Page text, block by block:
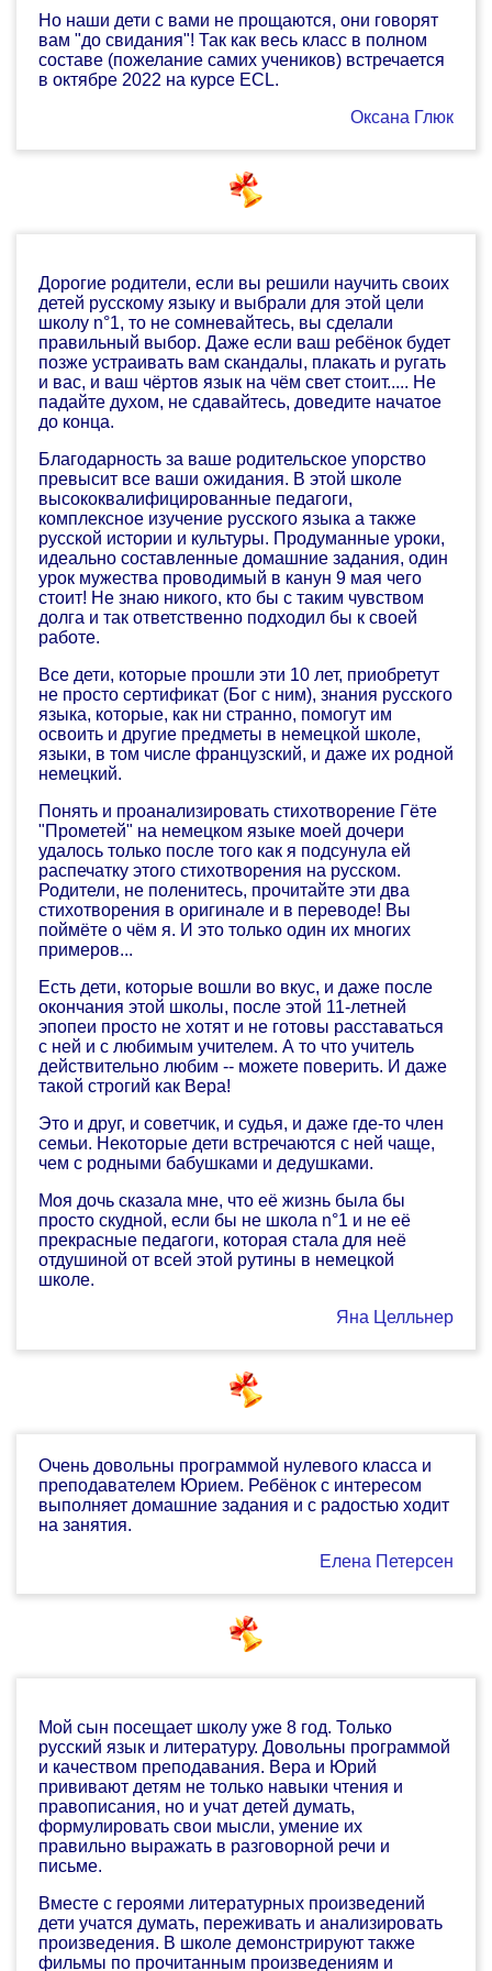
Но наши дети с вами не прощаются, они говорят
вам "до свидания"! Так как весь класс в полном
составе (пожелание самих учеников) встречается
в октябре 2022 на курсе ECL.
Оксана Глюк
Дорогие родители, если вы решили научить своих
детей русскому языку и выбрали для этой цели
школу n°1, то не сомневайтесь, вы сделали
правильный выбор. Даже если ваш ребёнок будет
позже устраивать вам скандалы, плакать и ругать
и вас, и ваш чёртов язык на чём свет стоит..... Не
падайте духом, не сдавайтесь, доведите начатое
до конца.
Благодарность за ваше родительское упорство
превысит все ваши ожидания. В этой школе
высококвалифицированные педагоги,
комплексное изучение русского языка а также
русской истории и культуры. Продуманные уроки,
идеально составленные домашние задания, один
урок мужества проводимый в канун 9 мая чего
стоит! Не знаю никого, кто бы с таким чувством
долга и так ответственно подходил бы к своей
работе.
Все дети, которые прошли эти 10 лет, приобретут
не просто сертификат (Бог с ним), знания русского
языка, которые, как ни странно, помогут им
освоить и другие предметы в немецкой школе,
языки, в том числе французский, и даже их родной
немецкий.
Понять и проанализировать стихотворение Гёте
"Прометей" на немецком языке моей дочери
удалось только после того как я подсунула ей
распечатку этого стихотворения на русском.
Родители, не поленитесь, прочитайте эти два
стихотворения в оригинале и в переводе! Вы
поймёте о чём я. И это только один их многих
примеров...
Есть дети, которые вошли во вкус, и даже после
окончания этой школы, после этой 11-летней
эпопеи просто не хотят и не готовы расставаться
с ней и с любимым учителем. А то что учитель
действительно любим -- можете поверить. И даже
такой строгий как Вера!
Это и друг, и советчик, и судья, и даже где-то член
семьи. Некоторые дети встречаются с ней чаще,
чем с родными бабушками и дедушками.
Моя дочь сказала мне, что её жизнь была бы
просто скудной, если бы не школа n°1 и не её
прекрасные педагоги, которая стала для неё
отдушиной от всей этой рутины в немецкой
школе.
Яна Целльнер
Очень довольны программой нулевого класса и
преподавателем Юрием. Ребёнок с интересом
выполняет домашние задания и с радостью ходит
на занятия.
Елена Петерсен
Мой сын посещает школу уже 8 год. Только
русский язык и литературу. Довольны программой
и качеством преподавания. Вера и Юрий
прививают детям не только навыки чтения и
правописания, но и учат детей думать,
формулировать свои мысли, умение их
правильно выражать в разговорной речи и
письме.
Вместе с героями литературных произведений
дети учатся думать, переживать и анализировать
произведения. В школе демонстрируют также
фильмы по прочитанным произведениям и